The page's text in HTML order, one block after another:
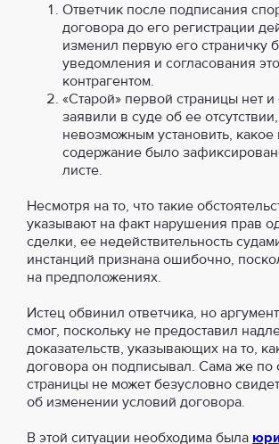
Ответчик после подписания
договора до его регистрации
изменил первую его страничку
уведомления и согласования
контрагентом.
«Старой» первой страницы нет
заявили в суде об ее
невозможным установить,
содержание было
листе.
Несмотря на то, что такие
указывают на факт нарушения прав
сделки, ее недействительность
инстанций признана ошибочно,
на предположениях.
Истец обвинил ответчика, но
смог, поскольку не предоставил
доказательств, указывающих на то,
договора он подписывал. Сама же по
страницы не может безусловно
об изменении условий договора.
В этой ситуации необходима была